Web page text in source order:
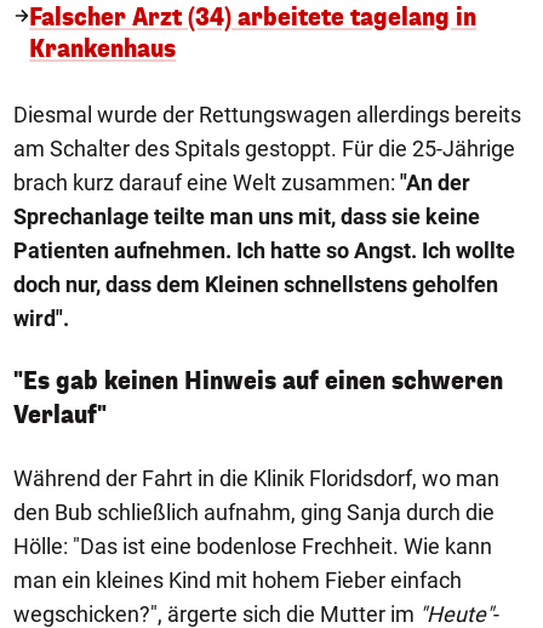
Falscher Arzt (34) arbeitete tagelang in
Krankenhaus
Diesmal wurde der Rettungswagen allerdings bereits
am Schalter des Spitals gestoppt. Für die 25-Jährige
brach kurz darauf eine Welt zusammen: "An der
Sprechanlage teilte man uns mit, dass sie keine
Patienten aufnehmen. Ich hatte so Angst. Ich wollte
doch nur, dass dem Kleinen schnellstens geholfen
wird".
"Es gab keinen Hinweis auf einen schweren
Verlauf"
Während der Fahrt in die Klinik Floridsdorf, wo man
den Bub schließlich aufnahm, ging Sanja durch die
Hölle: "Das ist eine bodenlose Frechheit. Wie kann
man ein kleines Kind mit hohem Fieber einfach
wegschicken?", ärgerte sich die Mutter im "Heute"-